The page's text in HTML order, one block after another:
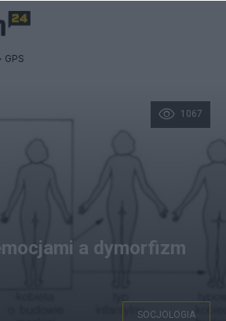
GPS
1067
a dymorfizm
SOCJOLOGIA